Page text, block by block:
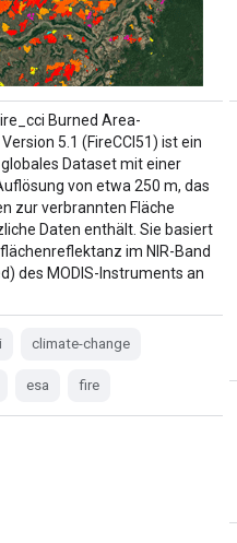
Burned Area-
5.1 (FireCCI51) ist ein
Dataset mit einer
von etwa 250 m, das
zur verbrannten Fläche
Daten enthält. Sie basiert
im NIR-Band
des MODIS-Instruments an
climate-change
esa fire